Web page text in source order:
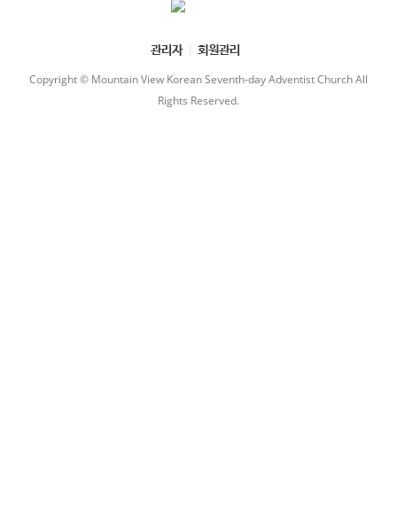
관리자 회원관리
Copyright © Mountain View Korean Seventh-day Adventist Church All
Rights Reserved.